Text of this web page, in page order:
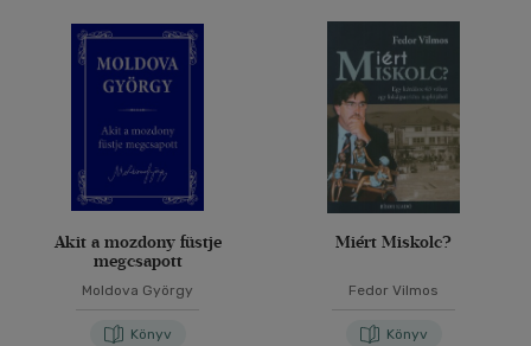
Akit a mozdony füstje
megcsapott
Moldova György
Könyv
Miért Miskolc?
Fedor Vilmos
Könyv